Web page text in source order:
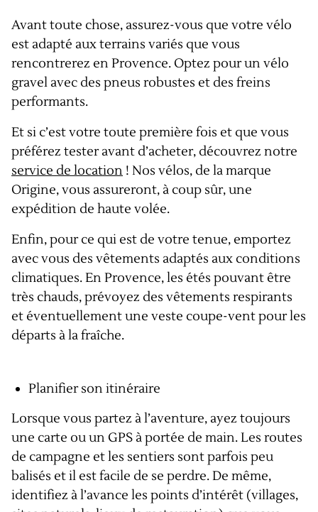
Avant toute chose, assurez-vous que votre vélo
est adapté aux terrains variés que vous
rencontrerez en Provence. Optez pour un vélo
gravel avec des pneus robustes et des freins
performants.
Et si c’est votre toute première fois et que vous
préférez tester avant d’acheter, découvrez notre
service de location ! Nos vélos, de la marque
Origine, vous assureront, à coup sûr, une
expédition de haute volée.
Enfin, pour ce qui est de votre tenue, emportez
avec vous des vêtements adaptés aux conditions
climatiques. En Provence, les étés pouvant être
très chauds, prévoyez des vêtements respirants
et éventuellement une veste coupe-vent pour les
départs à la fraîche.
Planifier son itinéraire
Lorsque vous partez à l’aventure, ayez toujours
une carte ou un GPS à portée de main. Les routes
de campagne et les sentiers sont parfois peu
balisés et il est facile de se perdre. De même,
identifiez à l’avance les points d’intérêt (villages,